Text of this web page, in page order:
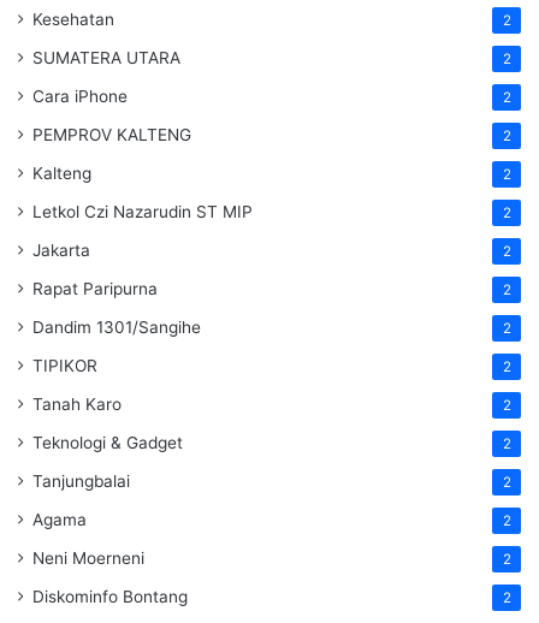
Kesehatan 2
SUMATERA UTARA 2
Cara iPhone 2
PEMPROV KALTENG 2
Kalteng 2
Letkol Czi Nazarudin ST MIP 2
Jakarta 2
Rapat Paripurna 2
Dandim 1301/Sangihe 2
TIPIKOR 2
Tanah Karo 2
Teknologi & Gadget 2
Tanjungbalai 2
Agama 2
Neni Moerneni 2
Diskominfo Bontang 2